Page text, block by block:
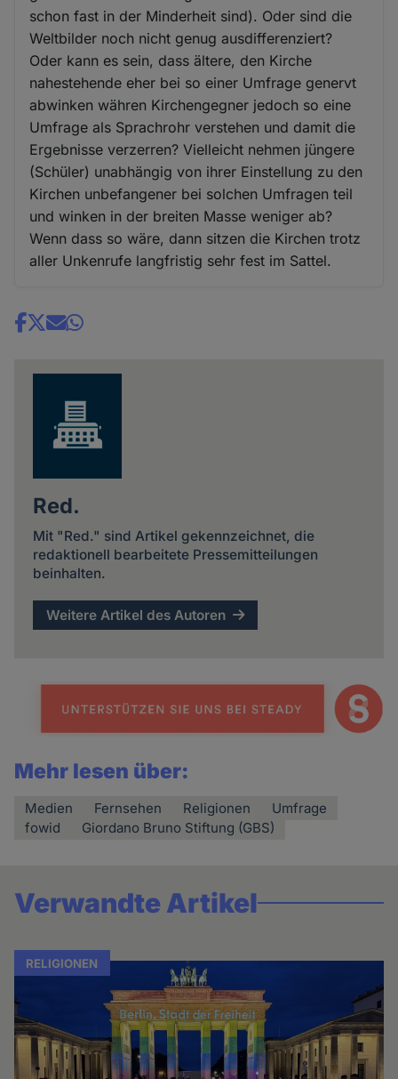
schon fast in der Minderheit sind). Oder sind die
Weltbilder noch nicht genug ausdifferenziert?
Oder kann es sein, dass ältere, den Kirche
nahestehende eher bei so einer Umfrage genervt
abwinken währen Kirchengegner jedoch so eine
Umfrage als Sprachrohr verstehen und damit die
Ergebnisse verzerren? Vielleicht nehmen jüngere
(Schüler) unabhängig von ihrer Einstellung zu den
Kirchen unbefangener bei solchen Umfragen teil
und winken in der breiten Masse weniger ab?
Wenn dass so wäre, dann sitzen die Kirchen trotz
aller Unkenrufe langfristig sehr fest im Sattel.
Share
Red.
Mit "Red." sind Artikel gekennzeichnet, die
redaktionell bearbeitete Pressemitteilungen
beinhalten.
Weitere Artikel des Autoren
Mehr lesen über:
Medien Fernsehen Religionen
Umfrage
fowid
Giordano Bruno Stiftung (GBS)
Verwandte Artikel
RELIGIONEN